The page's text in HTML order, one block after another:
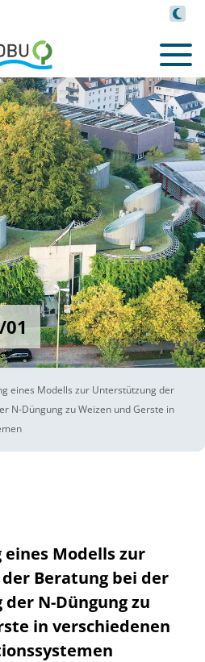
eines Modells zur Unterstützung der
N-Düngung zu Weizen und Gerste in
Modells zur
Beratung bei der
N-Düngung zu
in verschiedenen